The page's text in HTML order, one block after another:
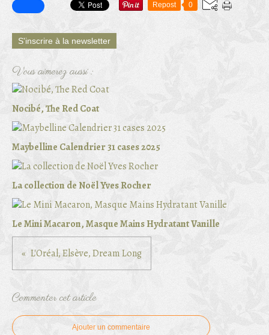
Repost 0
S'inscrire à la newsletter
Vous aimerez aussi :
Nocibé, The Red Coat
Maybelline Calendrier 31 cases 2025
La collection de Noël Yves Rocher
Le Mini Macaron, Masque Mains Hydratant Vanille
L'Oréal, Elsève, Dream Long
Commenter cet article
Ajouter un commentaire